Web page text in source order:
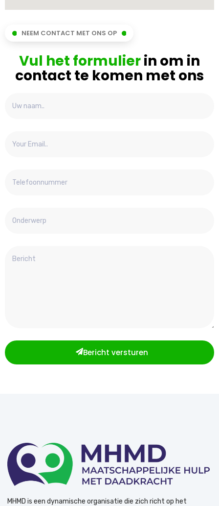
NEEM CONTACT MET ONS OP
Vul het formulierin om in
contact te komen met ons
Bericht versturen
MHMD is een dynamische organisatie die zich richt op het